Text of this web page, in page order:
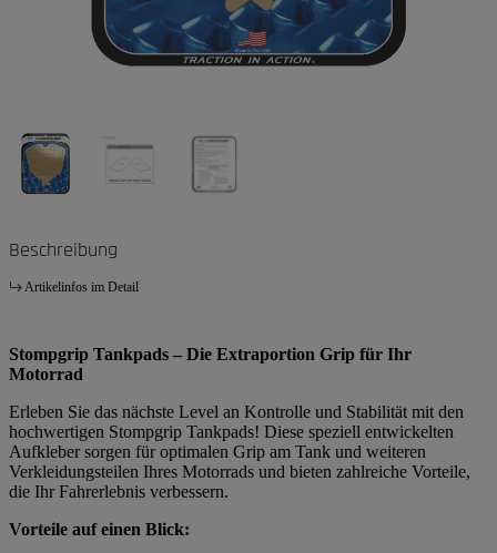
Beschreibung
Artikelinfos im Detail
Stompgrip Tankpads – Die Extraportion Grip für Ihr
Motorrad
Erleben Sie das nächste Level an Kontrolle und Stabilität mit den
hochwertigen Stompgrip Tankpads! Diese speziell entwickelten
Aufkleber sorgen für optimalen Grip am Tank und weiteren
Verkleidungsteilen Ihres Motorrads und bieten zahlreiche Vorteile,
die Ihr Fahrerlebnis verbessern.
Vorteile auf einen Blick: